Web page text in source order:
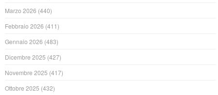
Marzo 2026 (440)
Febbraio 2026 (411)
Gennaio 2026 (483)
Dicembre 2025 (427)
Novembre 2025 (417)
Ottobre 2025 (432)